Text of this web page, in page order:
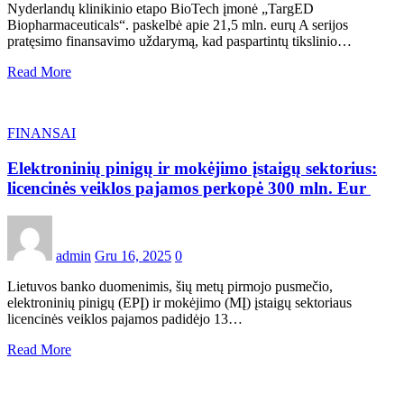
Nyderlandų klinikinio etapo BioTech įmonė „TargED
Biopharmaceuticals“. paskelbė apie 21,5 mln. eurų A serijos
pratęsimo finansavimo uždarymą, kad paspartintų tikslinio…
Read More
FINANSAI
Elektroninių pinigų ir mokėjimo įstaigų sektorius:
licencinės veiklos pajamos perkopė 300 mln. Eur
admin Gru 16, 2025 0
Lietuvos banko duomenimis, šių metų pirmojo pusmečio,
elektroninių pinigų (EPĮ) ir mokėjimo (MĮ) įstaigų sektoriaus
licencinės veiklos pajamos padidėjo 13…
Read More